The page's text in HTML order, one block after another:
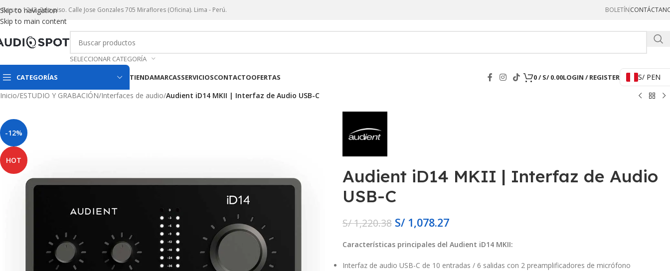
Skip to navigation
Skip to main content
Paruro 1242. 2do piso. Calle Jose Gonzales 705 Miraflores (Oficina). Lima - Perú. BOLETÍN
SELECCIONAR CATEGORÍA
CATEGORÍAS TIENDAMARCASSERVICIOSCONTACTOOFERTAS 0/ S/0.00LOGIN / REGISTER
S/ PEN
Inicio/ESTUDIO Y GRABACIÓN/Interfaces de audio/Audient iD14 MKII | Interfaz de Audio USB-C
-12%
HOT
Audient iD14 MKII | Interfaz de Audio
USB-C
S/1,220.38 S/1,078.27
Características principales del Audient iD14 MKII:
Interfaz de audio USB-C de 10 entradas / 6 salidas con 2 preamplificadores de micrófono